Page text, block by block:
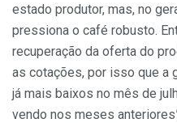
estado produtor, mas, no
pressiona o café robusto.
recuperação da oferta do
as cotações, por isso que a
já mais baixos no mês de
vendo nos meses